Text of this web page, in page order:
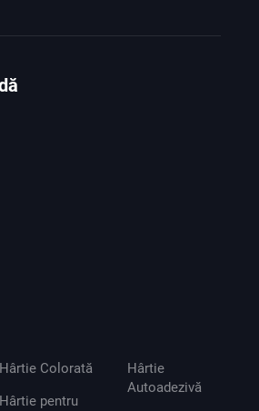
Hârtie Colorată
Hârtie pentru
Hârtie
Autoadezivă